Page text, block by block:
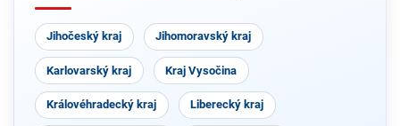
Jihočeský kraj Jihomoravský kraj
Karlovarský kraj Kraj Vysočina
Královéhradecký kraj Liberecký kraj